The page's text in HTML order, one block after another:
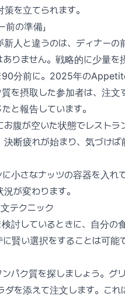
を立てられます。
前の準備」
人と違うのは、ディナーの
りません。戦略的に少量を
90分前に。2025年の
を摂取した参加者は、注
と報告しています。
腹が空いた状態でレスト
決断疲れが始まり、気づけ
小さなナッツの容器を入れ
が変わります。
文テクニック
討しているときに、自分
賢い選択をすることは可能
パク質を探しましょう。グ
を添えて注文します。こ